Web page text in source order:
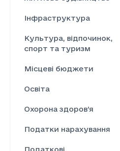
Інфраструктура
Культура, відпочинок,
спорт та туризм
Місцеві бюджети
Освіта
Охорона здоров’я
Податки нарахування
Податкові